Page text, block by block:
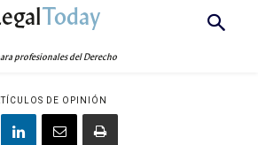
Today
profesionales del Derecho
DE OPINIÓN